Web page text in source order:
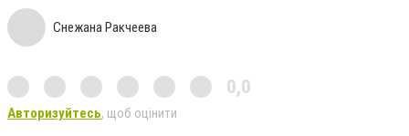
Снежана Ракчеева
0,0
Авторизуйтесь, щоб оцінити